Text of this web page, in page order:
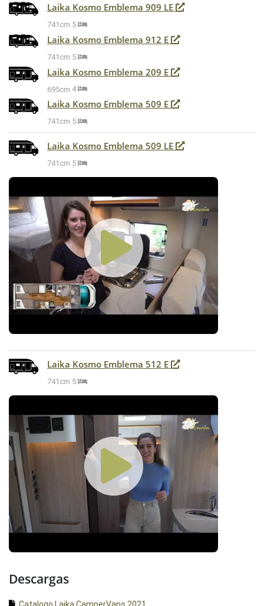
Laika Kosmo Emblema 909 LE
741cm 5
Laika Kosmo Emblema 912 E
741cm 5
Laika Kosmo Emblema 209 E
695cm 4
Laika Kosmo Emblema 509 E
741cm 5
Laika Kosmo Emblema 509 LE
741cm 5
Laika Kosmo Emblema 512 E
741cm 5
Descargas